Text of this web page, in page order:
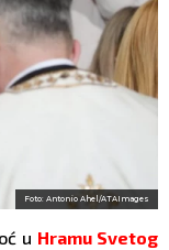
Foto: Antonio Ahel/ATAImages
u Hramu Svetog